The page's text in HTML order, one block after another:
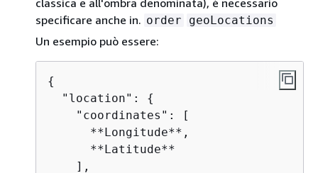
specificare anche in. order geoLocations
Un esempio può essere:
{
  "location":
{
    "coordinates": [
      **Longitude**,
      **Latitude**
    ],